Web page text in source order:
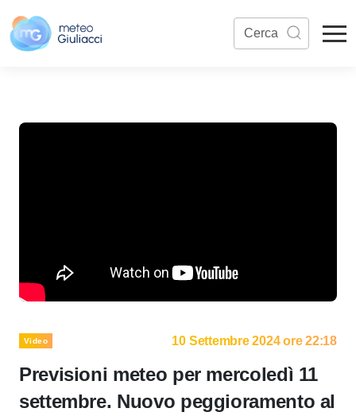
Video 10 Settembre 2024 ore 22:18
Previsioni meteo per mercoledì 11
settembre. Nuovo peggioramento al